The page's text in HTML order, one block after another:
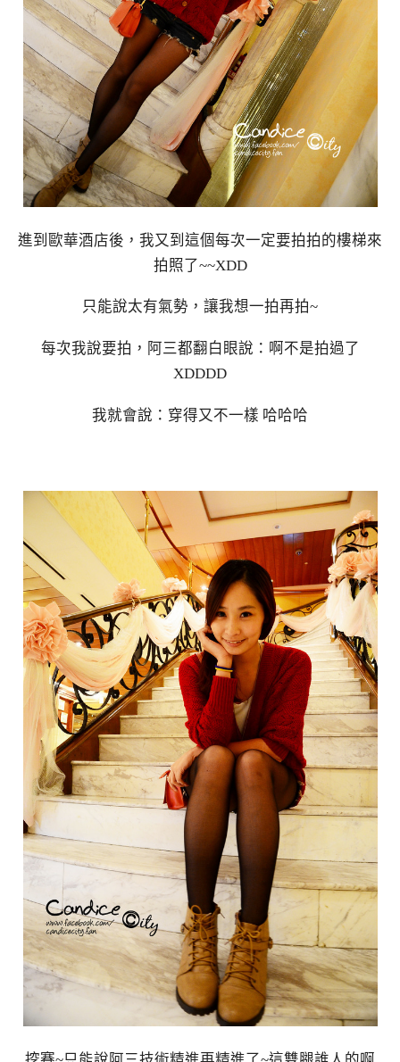
進到歐華酒店後，我又到這個每次一定要拍拍的樓梯來
拍照了~~XDD
只能說太有氣勢，讓我想一拍再拍~
每次我說要拍，阿三都翻白眼說：啊不是拍過了
XDDDD
我就會說：穿得又不一樣 哈哈哈